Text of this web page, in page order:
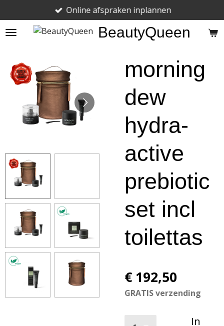
direct
naar
BeautyQueen
Online afspraken inplannen
morning
dew
hydra-
active
prebiotic
set incl
toilettas
€ 192,50
GRATIS verzending
In